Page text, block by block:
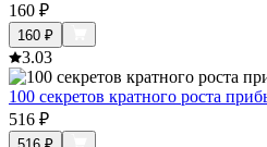
160 ₽
160 ₽
3.03
100 секретов кратного роста
516 ₽